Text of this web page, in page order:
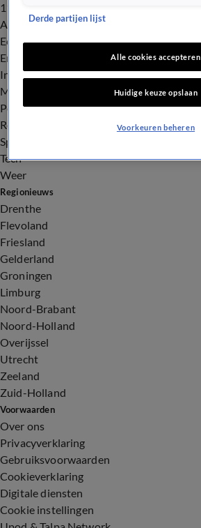
112
Advies & Tips
Economie
Entertainment
Infrastructuur
Milieu en Gezondheid
Politiek
Royalty
Sport
Tech
Weer
Regionieuws
Drenthe
Flevoland
Friesland
Gelderland
Groningen
Limburg
Noord-Brabant
Noord-Holland
Overijssel
Utrecht
Zeeland
Zuid-Holland
Voorwaarden
Over ons
Privacyverklaring
Gebruiksvoorwaarden
Cookieverklaring
Digitale diensten
Cookie instellingen
Derde partijen lijst
Alle cookies accepteren
Huidige keuze opslaan
Voorkeuren beheren